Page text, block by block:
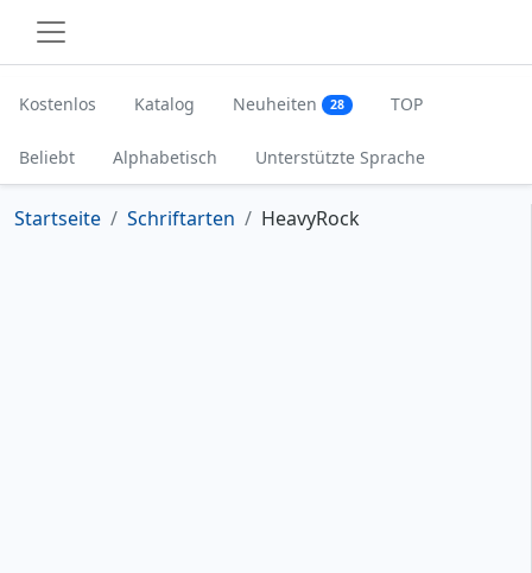
Kostenlos Katalog Neuheiten 28 TOP
Beliebt Alphabetisch Unterstützte Sprache
Startseite Schriftarten HeavyRock